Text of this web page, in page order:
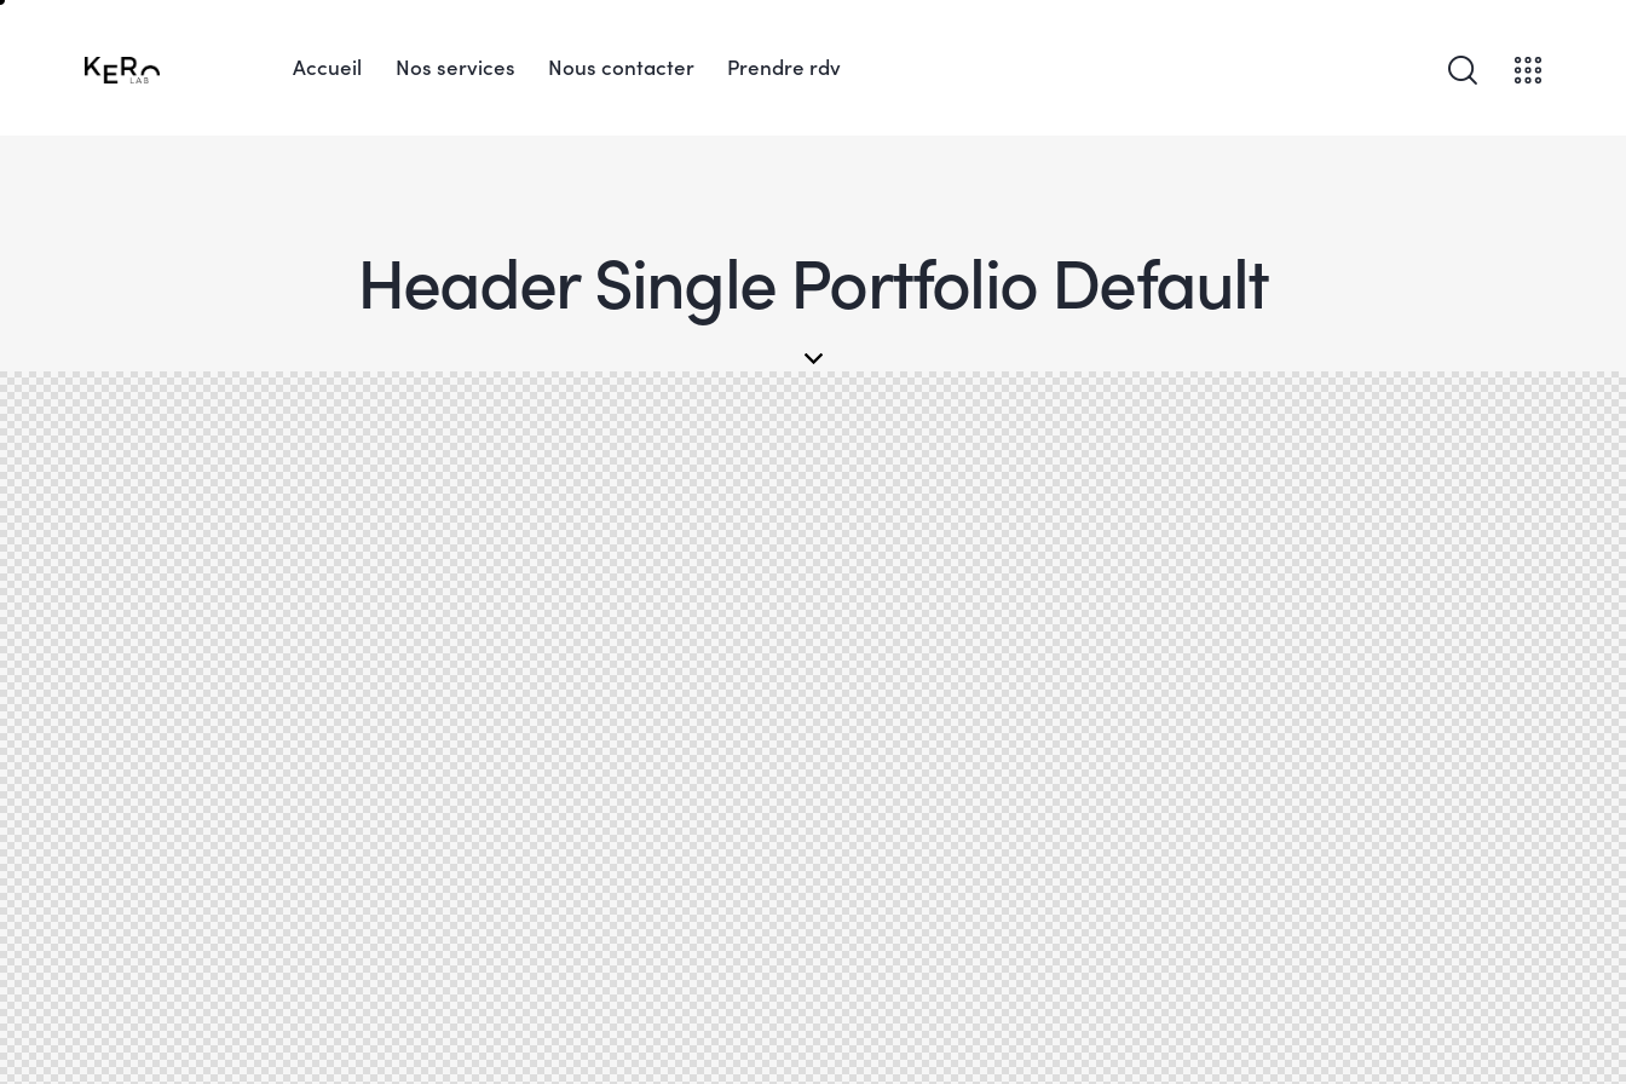
Accueil Nos services Nous contacter Prendre rdv
Header Single Portfolio Default